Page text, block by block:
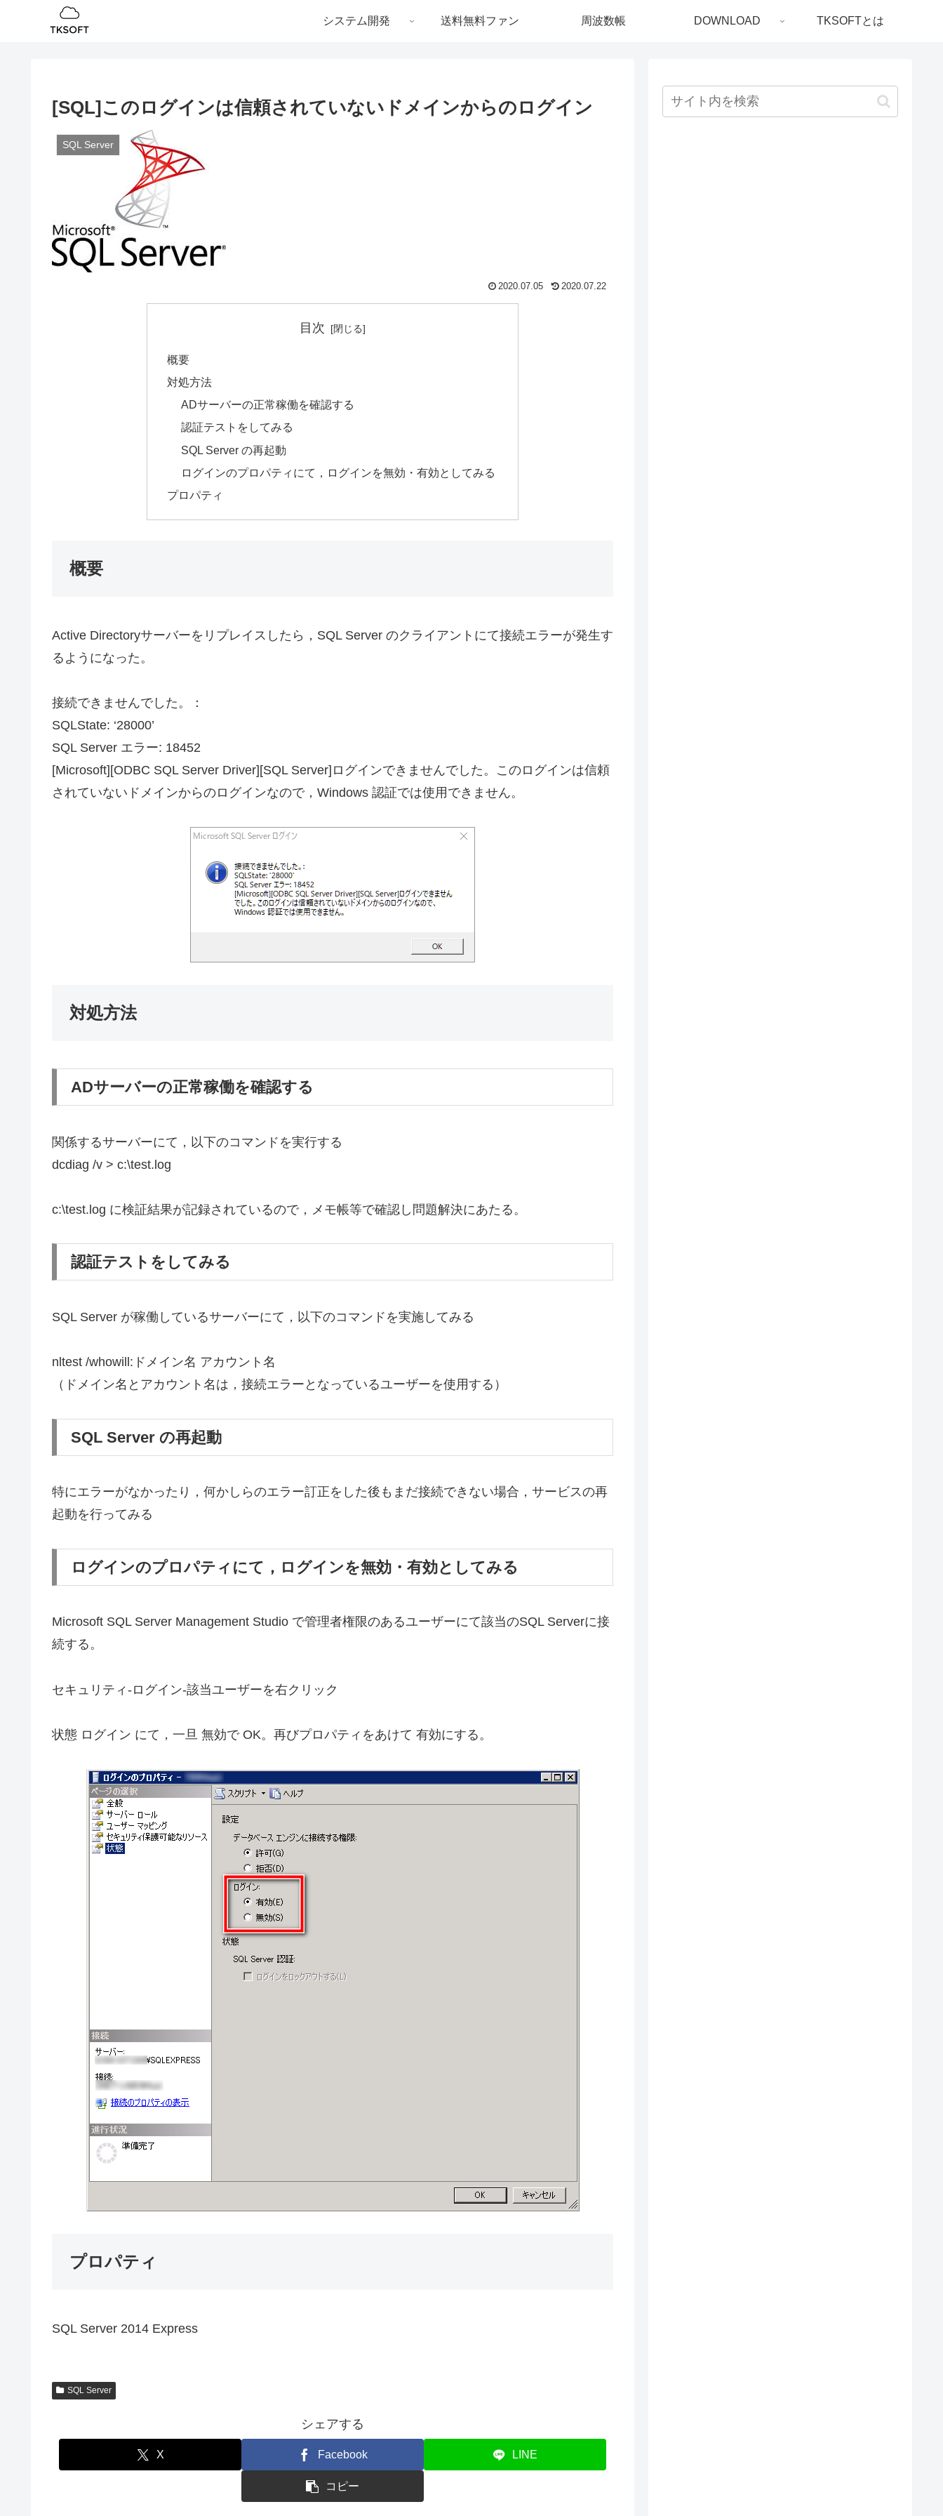
システム開発 送料無料ファン 周波数帳 DOWNLOAD TKSOFTとは
[SQL]このログインは信頼されていないドメインからのログイン
SQL Server
2020.07.05 2020.07.22
目次
概要
対処方法
ADサーバーの正常稼働を確認する
認証テストをしてみる
SQL Server の再起動
ログインのプロパティにて，ログインを無効・有効としてみる
プロパティ
概要
Active Directoryサーバーをリプレイスしたら，SQL Server のクライアントにて接続エラーが発生す
るようになった。
接続できませんでした。：
SQLState: ‘28000’
SQL Server エラー: 18452
[Microsoft][ODBC SQL Server Driver][SQL Server]ログインできませんでした。このログインは信頼
されていないドメインからのログインなので，Windows 認証では使用できません。
対処方法
ADサーバーの正常稼働を確認する
関係するサーバーにて，以下のコマンドを実行する
dcdiag /v > c:\test.log
c:\test.log に検証結果が記録されているので，メモ帳等で確認し問題解決にあたる。
認証テストをしてみる
SQL Server が稼働しているサーバーにて，以下のコマンドを実施してみる
nltest /whowill:ドメイン名 アカウント名
（ドメイン名とアカウント名は，接続エラーとなっているユーザーを使用する）
SQL Server の再起動
特にエラーがなかったり，何かしらのエラー訂正をした後もまだ接続できない場合，サービスの再
起動を行ってみる
ログインのプロパティにて，ログインを無効・有効としてみる
Microsoft SQL Server Management Studio で管理者権限のあるユーザーにて該当のSQL Serverに接
続する。
セキュリティ-ログイン-該当ユーザーを右クリック
状態 ログイン にて，一旦 無効で OK。再びプロパティをあけて 有効にする。
プロパティ
SQL Server 2014 Express
SQL Server
シェアする
X Facebook LINE
コピー